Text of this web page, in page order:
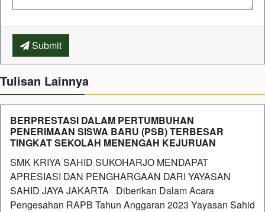
Submit
Tulisan Lainnya
BERPRESTASI DALAM PERTUMBUHAN
PENERIMAAN SISWA BARU (PSB) TERBESAR
TINGKAT SEKOLAH MENENGAH KEJURUAN
SMK KRIYA SAHID SUKOHARJO MENDAPAT
APRESIASI DAN PENGHARGAAN DARI YAYASAN
SAHID JAYA JAKARTA Diberikan Dalam Acara
Pengesahan RAPB Tahun Anggaran 2023 Yayasan Sahid